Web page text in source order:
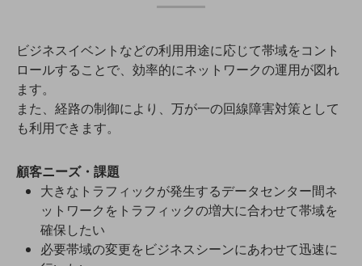
法人向けスマホ・携帯に関する、
おすすめの機種、料金やサービスをご紹介
製品
製品TOP
タフネススマートフォン
データ通信製品
ドコモケータイ
ビジネスイベントなどの利用用途に応じて帯域をコント
ロールすることで、効率的にネットワークの運用が図れ
ます。
また、経路の制御により、万が一の回線障害対策として
も利用できます。
顧客ニーズ・課題
大きなトラフィックが発生するデータセンター間ネ
ットワークをトラフィックの増大に合わせて帯域を
確保したい
必要帯域の変更をビジネスシーンにあわせて迅速に